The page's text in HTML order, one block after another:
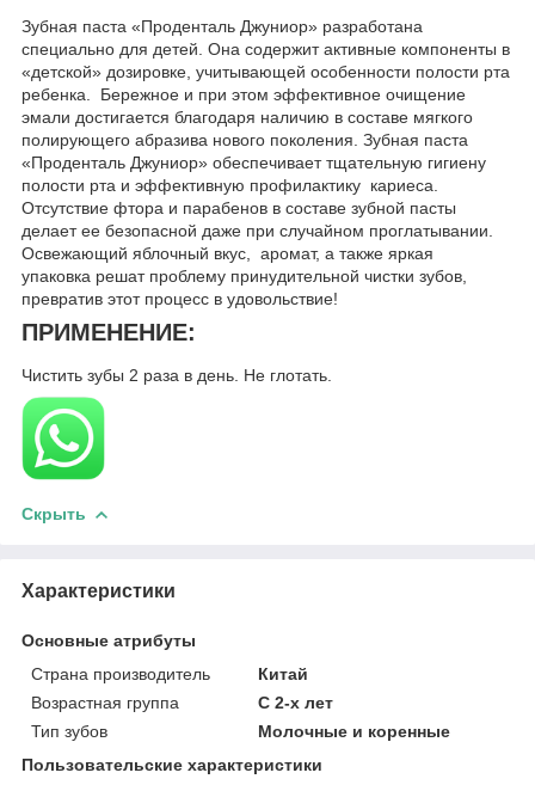
Зубная паста «Проденталь Джуниор» разработана
специально для детей. Она содержит активные компоненты в
«детской» дозировке, учитывающей особенности полости рта
ребенка. Бережное и при этом эффективное очищение
эмали достигается благодаря наличию в составе мягкого
полирующего абразива нового поколения. Зубная паста
«Проденталь Джуниор» обеспечивает тщательную гигиену
полости рта и эффективную профилактику кариеса.
Отсутствие фтора и парабенов в составе зубной пасты
делает ее безопасной даже при случайном проглатывании.
Освежающий яблочный вкус, аромат, а также яркая
упаковка решат проблему принудительной чистки зубов,
превратив этот процесс в удовольствие!
ПРИМЕНЕНИЕ:
Чистить зубы 2 раза в день. Не глотать.
Скрыть
Характеристики
Основные атрибуты
Страна производитель
Китай
Возрастная группа
С 2-х лет
Тип зубов
Молочные и коренные
Пользовательские характеристики